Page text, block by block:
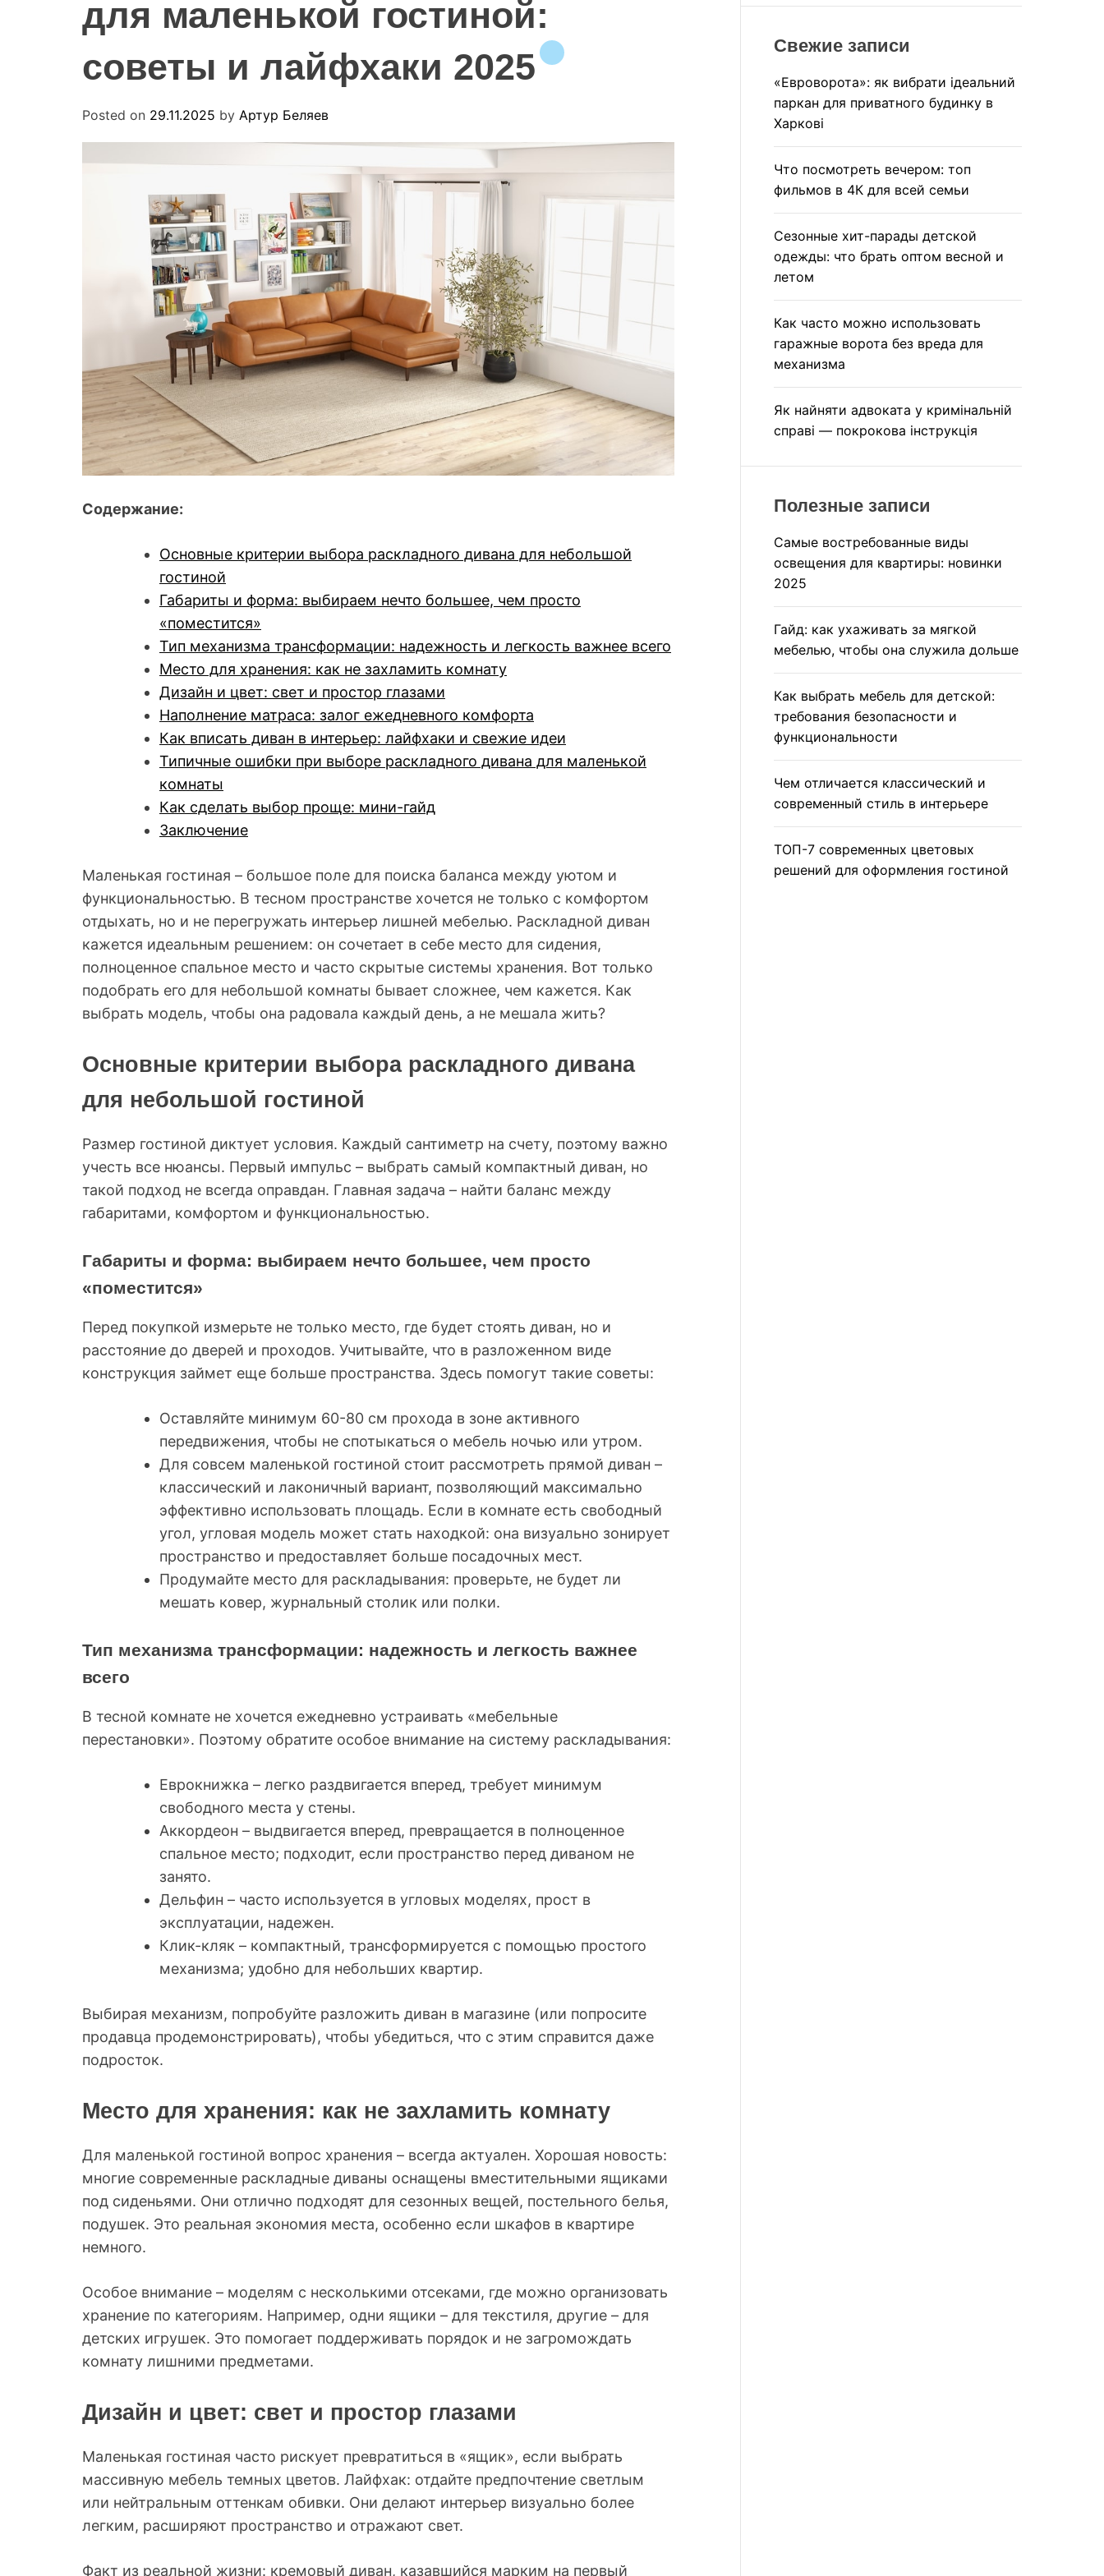
R
для маленькой гостиной:
советы и лайфхаки 2025
Posted on 29.11.2025 by Артур Беляев
Содержание:
Основные критерии выбора раскладного дивана для небольшой
гостиной
Габариты и форма: выбираем нечто большее, чем просто
«поместится»
Тип механизма трансформации: надежность и легкость важнее всего
Место для хранения: как не захламить комнату
Дизайн и цвет: свет и простор глазами
Наполнение матраса: залог ежедневного комфорта
Как вписать диван в интерьер: лайфхаки и свежие идеи
Типичные ошибки при выборе раскладного дивана для маленькой
комнаты
Как сделать выбор проще: мини-гайд
Заключение
Маленькая гостиная – большое поле для поиска балансa между уютом и
функциональностью. В тесном пространстве хочется не только с комфортом
отдыхать, но и не перегружать интерьер лишней мебелью. Раскладной диван
кажется идеальным решением: он сочетает в себе место для сидения,
полноценное спальное место и часто скрытые системы хранения. Вот только
подобрать его для небольшой комнаты бывает сложнее, чем кажется. Как
выбрать модель, чтобы она радовала каждый день, а не мешала жить?
Основные критерии выбора раскладного дивана
для небольшой гостиной
Размер гостиной диктует условия. Каждый сантиметр на счету, поэтому важно
учесть все нюансы. Первый импульс – выбрать самый компактный диван, но
такой подход не всегда оправдан. Главная задача – найти баланс между
габаритами, комфортом и функциональностью.
Габариты и форма: выбираем нечто большее, чем просто
«поместится»
Перед покупкой измерьте не только место, где будет стоять диван, но и
расстояние до дверей и проходов. Учитывайте, что в разложенном виде
конструкция займет еще больше пространства. Здесь помогут такие советы:
Оставляйте минимум 60-80 см прохода в зоне активного
передвижения, чтобы не спотыкаться о мебель ночью или утром.
Для совсем маленькой гостиной стоит рассмотреть прямой диван –
классический и лаконичный вариант, позволяющий максимально
эффективно использовать площадь. Если в комнате есть свободный
угол, угловая модель может стать находкой: она визуально зонирует
пространство и предоставляет больше посадочных мест.
Продумайте место для раскладывания: проверьте, не будет ли
мешать ковер, журнальный столик или полки.
Тип механизма трансформации: надежность и легкость важнее
всего
В тесной комнате не хочется ежедневно устраивать «мебельные
перестановки». Поэтому обратите особое внимание на систему раскладывания:
Еврокнижка – легко раздвигается вперед, требует минимум
свободного места у стены.
Аккордеон – выдвигается вперед, превращается в полноценное
спальное место; подходит, если пространство перед диваном не
занято.
Дельфин – часто используется в угловых моделях, прост в
эксплуатации, надежен.
Клик-кляк – компактный, трансформируется с помощью простого
механизма; удобно для небольших квартир.
Выбирая механизм, попробуйте разложить диван в магазине (или попросите
продавца продемонстрировать), чтобы убедиться, что с этим справится даже
подросток.
Место для хранения: как не захламить комнату
Для маленькой гостиной вопрос хранения – всегда актуален. Хорошая новость:
многие современные раскладные диваны оснащены вместительными ящиками
под сиденьями. Они отлично подходят для сезонных вещей, постельного белья,
подушек. Это реальная экономия места, особенно если шкафов в квартире
немного.
Особое внимание – моделям с несколькими отсеками, где можно организовать
хранение по категориям. Например, одни ящики – для текстиля, другие – для
детских игрушек. Это помогает поддерживать порядок и не загромождать
комнату лишними предметами.
Дизайн и цвет: свет и простор глазами
Маленькая гостиная часто рискует превратиться в «ящик», если выбрать
массивную мебель темных цветов. Лайфхак: отдайте предпочтение светлым
или нейтральным оттенкам обивки. Они делают интерьер визуально более
легким, расширяют пространство и отражают свет.
Факт из реальной жизни: кремовый диван, казавшийся марким на первый
r
h
Свежие записи
«Евроворота»: як вибрати ідеальний
паркан для приватного будинку в
Харкові
Что посмотреть вечером: топ
фильмов в 4К для всей семьи
Сезонные хит-парады детской
одежды: что брать оптом весной и
летом
Как часто можно использовать
гаражные ворота без вреда для
механизма
Як найняти адвоката у кримінальній
справі — покрокова інструкція
Полезные записи
Самые востребованные виды
освещения для квартиры: новинки
2025
Гайд: как ухаживать за мягкой
мебелью, чтобы она служила дольше
Как выбрать мебель для детской:
требования безопасности и
функциональности
Чем отличается классический и
современный стиль в интерьере
ТОП-7 современных цветовых
решений для оформления гостиной